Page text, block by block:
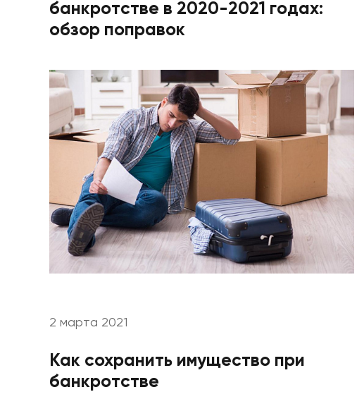
банкротстве в 2020-2021 годах:
обзор поправок
2 марта 2021
Как сохранить имущество при
банкротстве